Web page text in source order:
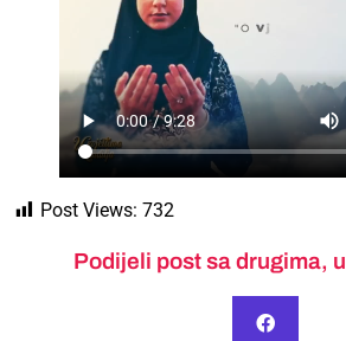
Post Views: 732
Podijeli post sa drugima,